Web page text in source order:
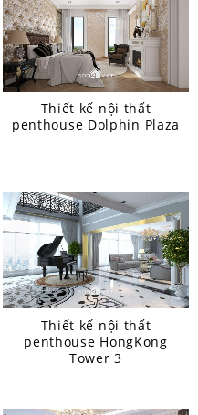
Thiết kế nội thất
penthouse Dolphin Plaza
Thiết kế nội thất
penthouse HongKong
Tower 3